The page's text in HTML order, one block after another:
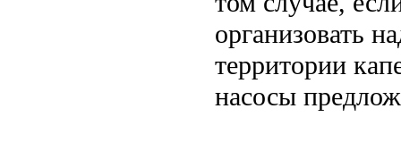
организовать
территории
насосы